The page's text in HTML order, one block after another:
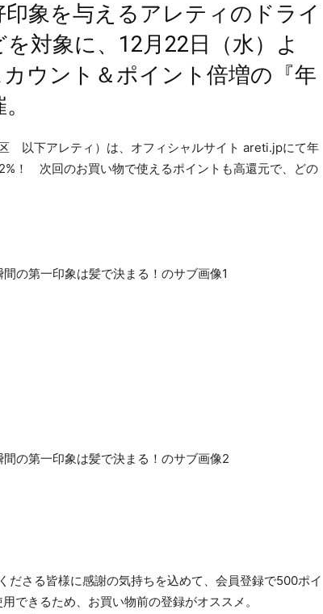
象を与えるアレティのドライ
対象に、12月22日（水）よ
ウント＆ポイント倍増の『年
以下アレティ）は、オフィシャルサイト areti.jpにて年
！ 次回のお買い物で使えるポイントも高還元で、どの
ださる皆様に感謝の気持ちを込めて、会員登録で500ポイ
できるため、お買い物前の登録がオススメ。